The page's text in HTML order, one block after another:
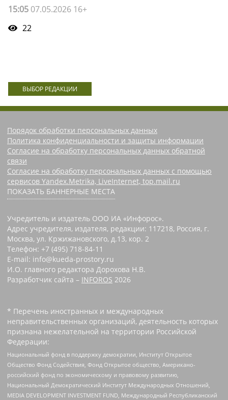
15:05 07.05.2026 16+
22
ВЫБОР РЕДАКЦИИ
Порядок обработки персональных данных
Политика конфиденциальности и защиты информации
Согласие на обработку персональных данных обратной
связи
Согласие на обработку персональных данных с помощью
сервисов Yandex.Metrika, LiveInternet, top.mail.ru
ПОКАЗАТЬ БАННЕРНЫЕ МЕСТА
Учредитель и издатель ООО ИА «Инфорос».
Адрес учредителя, издателя, редакции: 117218, Россия, г.
Москва, ул. Кржижановского, д.13, кор. 2
Телефон: +7 (495) 718-84-11
E-mail: info@kueda-prostory.ru
И.О. главного редактора Дорохова Н.В.
Разработчик сайта – INFOROS 2026
* Перечень иностранных и международных
неправительственных организаций, деятельность которых
признана нежелательной на территории Российской
Федерации:
Национальный фонд в поддержку демократии, Институт Открытое
Общество Фонд Содействия, Фонд Открытое общество, Американо-
российский фонд по экономическому и правовому развитию,
Национальный Демократический Институт Международных Отношений,
MEDIA DEVELOPMENT INVESTMENT FUND, Международный Республиканский